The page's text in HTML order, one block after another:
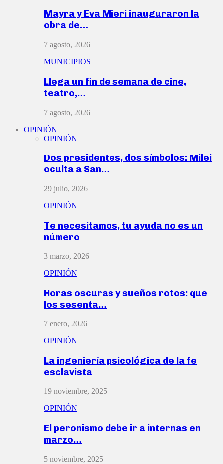
Mayra y Eva Mieri inauguraron la
obra de…
7 agosto, 2026
MUNICIPIOS
Llega un fin de semana de cine,
teatro,…
7 agosto, 2026
OPINIÓN
OPINIÓN
Dos presidentes, dos símbolos: Milei
oculta a San…
29 julio, 2026
OPINIÓN
Te necesitamos, tu ayuda no es un
número
3 marzo, 2026
OPINIÓN
Horas oscuras y sueños rotos: que
los sesenta…
7 enero, 2026
OPINIÓN
La ingeniería psicológica de la fe
esclavista
19 noviembre, 2025
OPINIÓN
El peronismo debe ir a internas en
marzo…
5 noviembre, 2025